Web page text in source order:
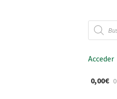
Búsqueda
de
productos
Acceder
0,00€